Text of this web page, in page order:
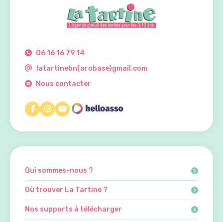
06 16 16 79 14
latartinebn(arobase)gmail.com
Nous contacter
Qui sommes-nous ?
Où trouver La Tartine ?
Nos supports à télécharger